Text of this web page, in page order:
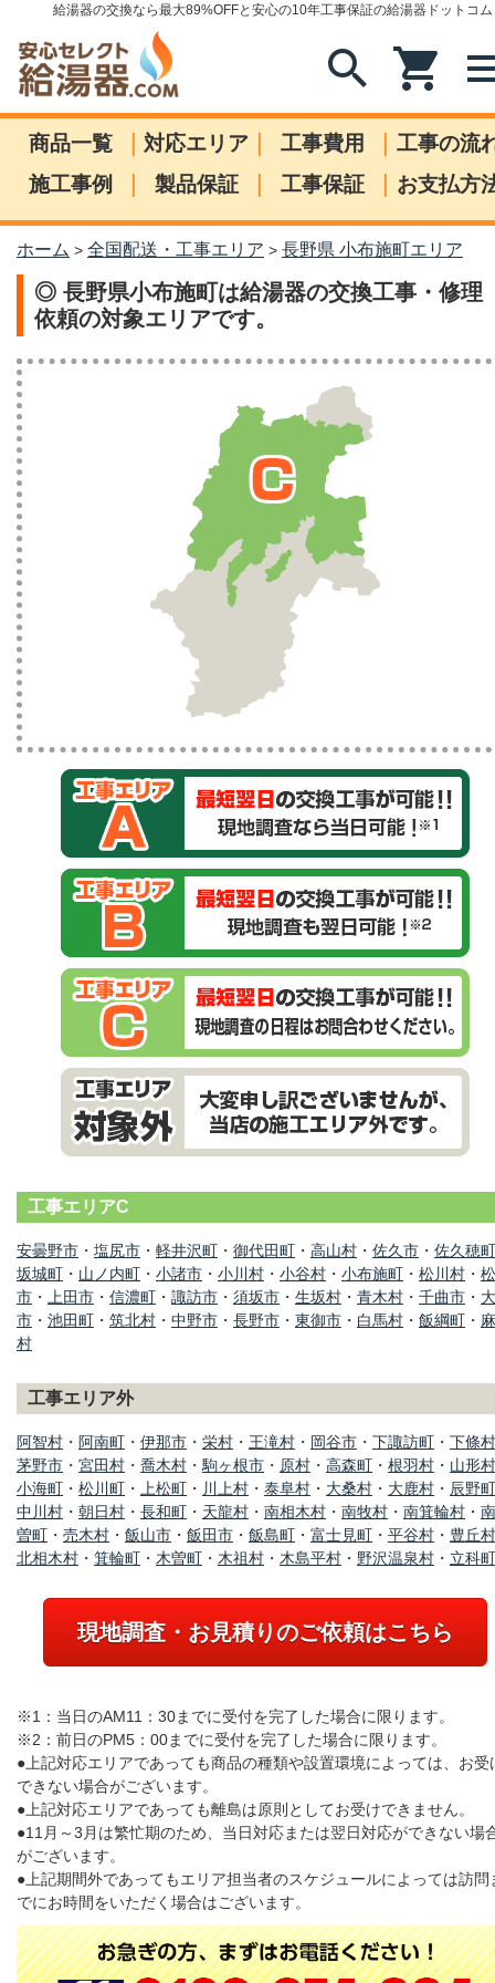
給湯器の交換なら最大89%OFFと安心の10年工事保証の給湯器ドットコム
search shopping_cart
商品一覧 | 対応エリア | 工事費用 | 工事の流
施工事例
| 製品保証 | 工事保証 | お支払方
ホーム > 全国配送・工事エリア > 長野県 小布施町エリア
◎ 長野県小布施町は給湯器の交換工事・修理
依頼の対象エリアです。
工事エリアC
安曇野市 ・ 塩尻市 ・ 軽井沢町 ・ 御代田町 ・ 高山村 ・ 佐久市 ・ 佐久穂町
坂城町 ・ 山ノ内町 ・ 小諸市 ・ 小川村 ・ 小谷村 ・ 小布施町 ・ 松川村 ・
市 ・ 上田市 ・ 信濃町 ・ 諏訪市 ・ 須坂市 ・ 生坂村 ・ 青木村 ・ 千曲市 ・
市 ・ 池田町 ・ 筑北村 ・ 中野市 ・ 長野市 ・ 東御市 ・ 白馬村 ・ 飯綱町 ・
村
工事エリア外
阿智村 ・ 阿南町 ・ 伊那市 ・ 栄村 ・ 王滝村 ・ 岡谷市 ・ 下諏訪町 ・ 下條村
茅野市 ・ 宮田村 ・ 喬木村 ・ 駒ヶ根市 ・ 原村 ・ 高森町 ・ 根羽村 ・ 山形村
小海町 ・ 松川町 ・ 上松町 ・ 川上村 ・ 泰阜村 ・ 大桑村 ・ 大鹿村 ・ 辰野町
中川村 ・ 朝日村 ・ 長和町 ・ 天龍村 ・ 南相木村 ・ 南牧村 ・ 南箕輪村 ・
曽町 ・ 売木村 ・ 飯山市 ・ 飯田市 ・ 飯島町 ・ 富士見町 ・ 平谷村 ・ 豊丘村
北相木村 ・ 箕輪町 ・ 木曽町 ・ 木祖村 ・ 木島平村 ・ 野沢温泉村 ・ 立科町
現地調査・お見積りのご依頼はこちら
※1：当日のAM11：30までに受付を完了した場合に限ります。
※2：前日のPM5：00までに受付を完了した場合に限ります。
●上記対応エリアであっても商品の種類や設置環境によっては、お受
できない場合がございます。
●上記対応エリアであっても離島は原則としてお受けできません。
●11月～3月は繁忙期のため、当日対応または翌日対応ができない場
がございます。
●上記期間外であってもエリア担当者のスケジュールによっては訪問
でにお時間をいただく場合はございます。